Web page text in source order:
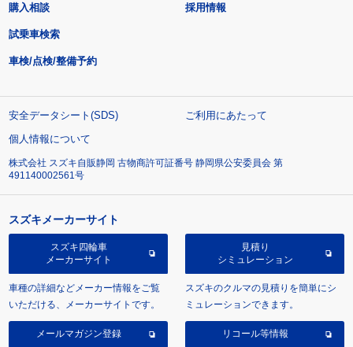
購入相談
試乗車検索
車検/点検/整備予約
採用情報
安全データシート(SDS)
ご利用にあたって
個人情報について
株式会社 スズキ自販静岡 古物商許可証番号 静岡県公安委員会 第
491140002561号
スズキメーカーサイト
スズキ四輪車
メーカーサイト
車種の詳細などメーカー情報をご覧
いただける、メーカーサイトです。
見積り
シミュレーション
スズキのクルマの見積りを簡単にシ
ミュレーションできます。
メールマガジン登録 リコール等情報